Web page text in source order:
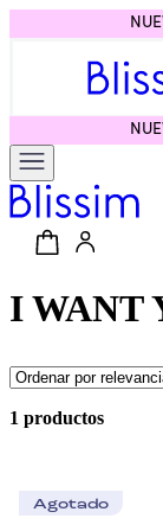
I WANT
1 productos
Agotado